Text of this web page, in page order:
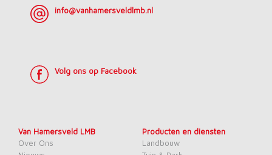
info@vanhamersveldlmb.nl
Volg ons op Facebook
Van Hamersveld LMB
Over Ons
Producten en diensten
Landbouw